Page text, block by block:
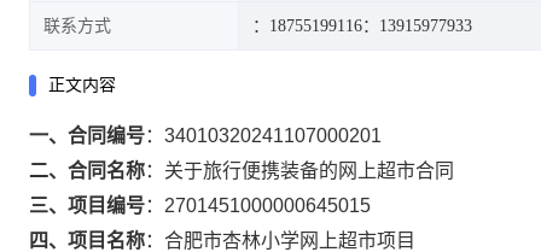
联系方式 ：18755199116：13915977933
正文内容
一、合同编号： 34010320241107000201
二、合同名称： 关于旅行便携装备的网上超市合同
三、项目编号： 2701451000000645015
四、项目名称： 合肥市杏林小学网上超市项目